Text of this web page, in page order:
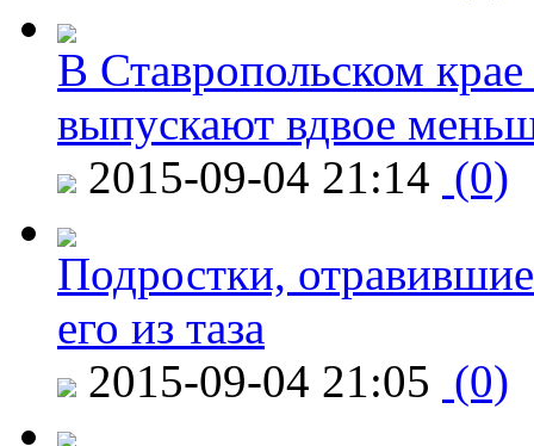
В Ставропольском
выпускают вдвое
2015-09-04 21:14 (0)
Подростки,
его из таза
2015-09-04 21:05 (0)